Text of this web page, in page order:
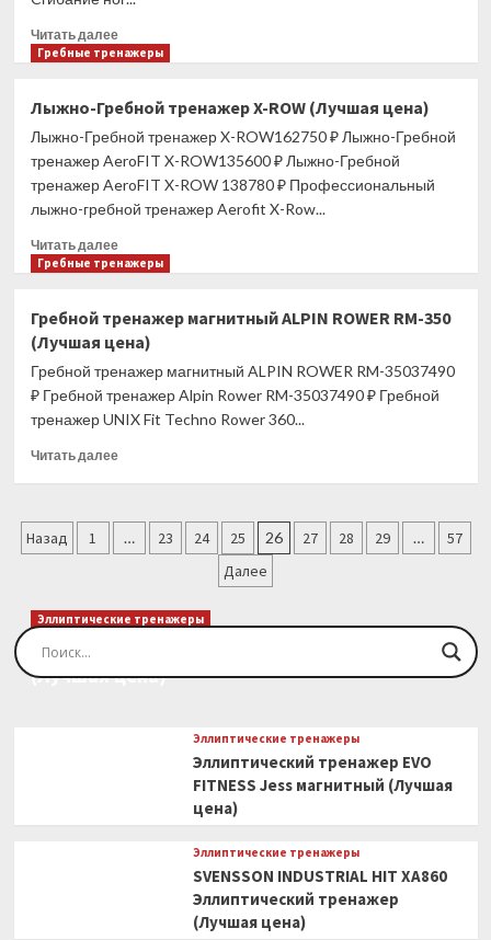
PRO
(UC-
6738)
Читать далееПрочитать
больше
ног
лежа
UNIX
PRO
(UC-
6737)
Гребные тренажеры
Лыжно-Гребной тренажер X-ROW (Лучшая цена)
Лыжно-Гребной тренажер X-ROW162750 ₽ Лыжно-Гребной
тренажер AeroFIT X-ROW135600 ₽ Лыжно-Гребной
тренажер AeroFIT X-ROW 138780 ₽ Профессиональный
лыжно-гребной тренажер Aerofit X-Row...
Читать далееПрочитать
больше
Гребной
тренажер
X-
(Лучшая
цена)
Гребные тренажеры
Гребной тренажер магнитный ALPIN ROWER RM-350
(Лучшая цена)
Гребной тренажер магнитный ALPIN ROWER RM-35037490
₽ Гребной тренажер Alpin Rower RM-35037490 ₽ Гребной
тренажер UNIX Fit Techno Rower 360...
Читать далееПрочитать
тренажер
магнитный
RM-
цена)
Пагинация
Назад 1 … 23 24 25 26 27 28 29 …
57
Далее
Эллиптические тренажеры
Эллиптический тренажер EVO FITNESS Orion
(Лучшая цена)
Эллиптические тренажеры
Эллиптический тренажер EVO
FITNESS Jess магнитный (Лучшая
цена)
Эллиптические тренажеры
SVENSSON INDUSTRIAL HIT XA860
Эллиптический тренажер
(Лучшая цена)